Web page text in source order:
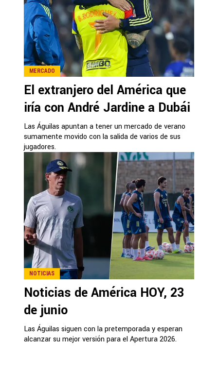
MERCADO
El extranjero del América que
iría con André Jardine a Dubái
Las Águilas apuntan a tener un mercado de verano
sumamente movido con la salida de varios de sus
jugadores.
NOTICIAS
Noticias de América HOY, 23
de junio
Las Águilas siguen con la pretemporada y esperan
alcanzar su mejor versión para el Apertura 2026.